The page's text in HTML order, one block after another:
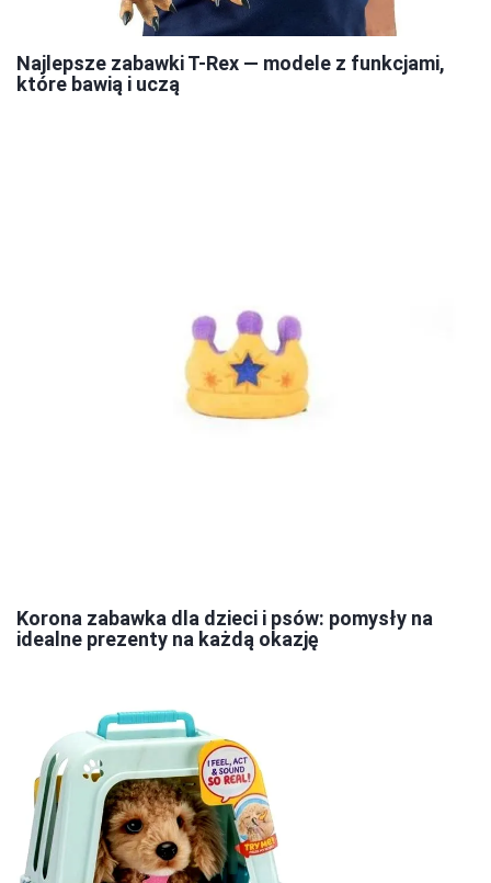
Najlepsze zabawki T-Rex — modele z funkcjami,
które bawią i uczą
Korona zabawka dla dzieci i psów: pomysły na
idealne prezenty na każdą okazję